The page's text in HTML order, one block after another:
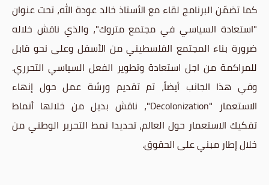
كما تضمّن البرنامج لقاء مع الأستاذ خالد عودة الله، تحت عنوان
"استعادة السياسي في مجتمع متروك"، والذي ناقش خلاله
ضرورة بناء المجتمع الفلسطيني من الأسفل وعلى نحو قابل
للمراكمة من اجل استعادة وتطوير الفعل السياسي التحرري.
وفي هذا الجانب أيضاً، تم تقديم ورشة عمل حول إنهاء
الاستعمار "Decolonization"، ناقش بديل من خلالها أنماط
تفكيك الاستعمار حول العالم، تحديدا نمط التحرير الوطني من
خلال إطار مبني على الحقوق.